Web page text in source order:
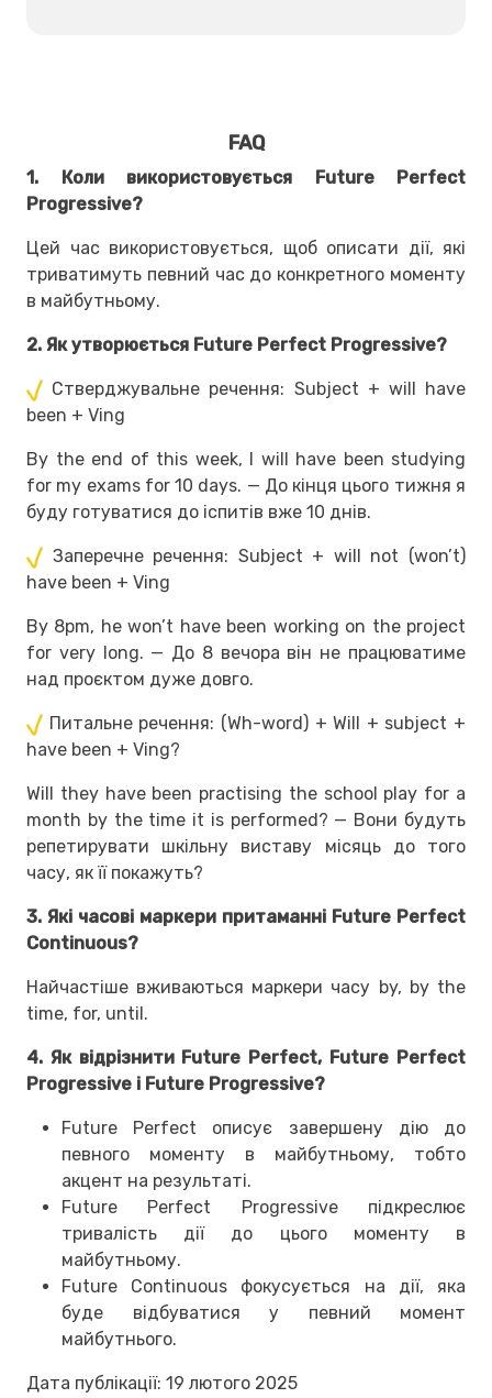
FAQ
1. Коли використовується Future Perfect
Progressive?
Цей час використовується, щоб описати дії, які
триватимуть певний час до конкретного моменту
в майбутньому.
2. Як утворюється Future Perfect Progressive?
Стверджувальне речення: Subject + will have
been + Ving
By the end of this week, I will have been studying
for my exams for 10 days. — До кінця цього тижня я
буду готуватися до іспитів вже 10 днів.
Заперечне речення: Subject + will not (won’t)
have been + Ving
By 8pm, he won’t have been working on the project
for very long. — До 8 вечора він не працюватиме
над проєктом дуже довго.
Питальне речення: (Wh-word) + Will + subject +
have been + Ving?
Will they have been practising the school play for a
month by the time it is performed? — Вони будуть
репетирувати шкільну виставу місяць до того
часу, як її покажуть?
3. Які часові маркери притаманні Future Perfect
Continuous?
Найчастіше вживаються маркери часу by, by the
time, for, until.
4. Як відрізнити Future Perfect, Future Perfect
Progressive і Future Progressive?
Future Perfect описує завершену дію до
певного моменту в майбутньому, тобто
акцент на результаті.
Future Perfect Progressive підкреслює
тривалість дії до цього моменту в
майбутньому.
Future Continuous фокусується на дії, яка
буде відбуватися у певний момент
майбутнього.
Дата публікації: 19 лютого 2025